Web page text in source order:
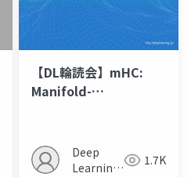
【DL輪読会】mHC:
Manifold-
Deep
Learning
1.7K